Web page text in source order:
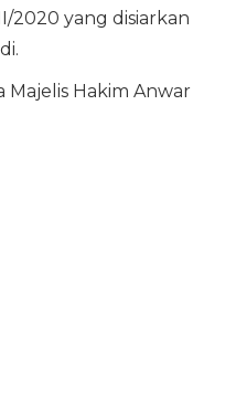
2020 yang disiarkan
Hakim Anwar